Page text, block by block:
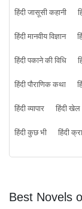
हिंदी जासूसी कहानी
हिंदी मानवीय विज्ञान
हिंदी पकाने की विधि
हिंदी पौराणिक कथा
हिंदी व्यापार
हिंदी खेल
हिंदी कुछ भी
हिंदी
Best Novels